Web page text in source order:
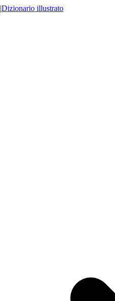
|Dizionario illustrato